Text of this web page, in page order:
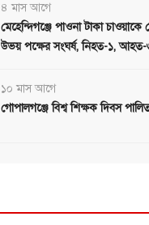
৪ মাস আগে
মেহেন্দিগঞ্জে পাওনা টাকা চাওয়াকে
উভয় পক্ষের সংঘর্ষ, নিহত-১,
১০ মাস আগে
গোপালগঞ্জে বিশ্ব শিক্ষক দিবস